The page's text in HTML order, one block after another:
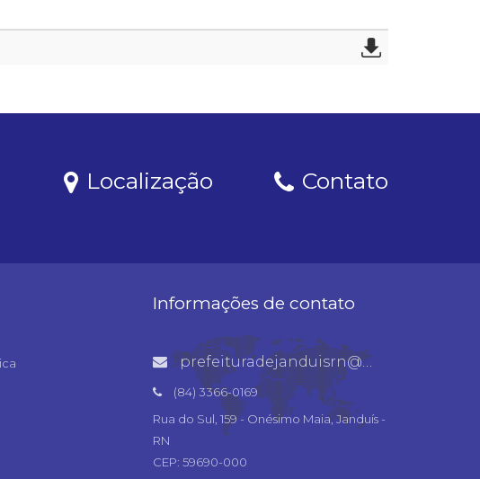
Localização Contato
Informações de contato
prefeituradejanduisrn@gmail.com
(84) 3366-0169
Rua do Sul, 159 - Onésimo Maia, Janduís -
RN
CEP: 59690-000